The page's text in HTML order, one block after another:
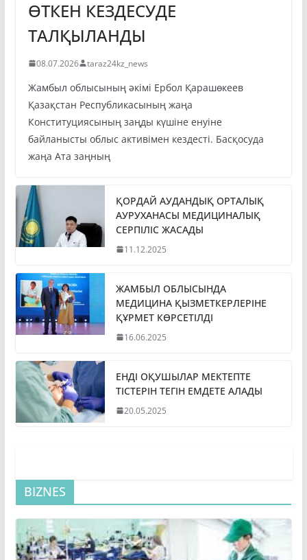
ӨТКЕН КЕЗДЕСУДЕ
ТАЛҚЫЛАНДЫ
08.07.2026 taraz24kz_news
Жамбыл облысының әкімі Ербол Қарашөкеев
Қазақстан Республикасының жаңа
Конституциясының заңды күшіне енуіне
байланысты облыс активімен кездесті. Басқосуда
жаңа Ата заңның
ҚОРДАЙ АУДАНДЫҚ ОРТАЛЫҚ
АУРУХАНАСЫ МЕДИЦИНАЛЫҚ
СЕРПІЛІС ЖАСАДЫ
11.12.2025
ЖАМБЫЛ ОБЛЫСЫНДА
МЕДИЦИНА ҚЫЗМЕТКЕРЛЕРІНЕ
ҚҰРМЕТ КӨРСЕТІЛДІ
16.06.2025
ЕНДІ ОҚУШЫЛАР МЕКТЕПТЕ
ТІСТЕРІН ТЕГІН ЕМДЕТЕ АЛАДЫ
20.05.2025
BIZNES